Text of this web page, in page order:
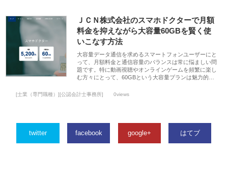
ＪＣＮ株式会社のスマホドクターで月額
料金を抑えながら大容量60GBを賢く使
いこなす方法
大容量データ通信を求めるスマートフォンユーザーにと
って、月額料金と通信容量のバランスは常に悩ましい問
題です。特に動画視聴やオンラインゲームを頻繁に楽し
む方々にとって、60GBという大容量プランは魅力的…
[士業（専門職種）][公認会計士事務所] 0views
twitter facebook google+ はてブ